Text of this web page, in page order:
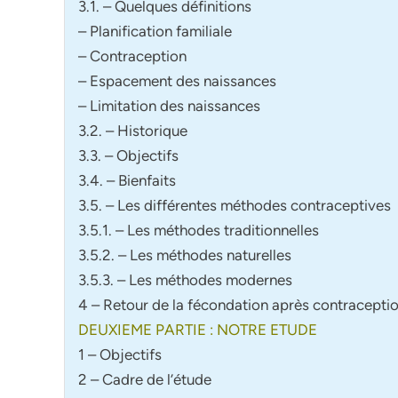
3.1. – Quelques définitions
– Planification familiale
– Contraception
– Espacement des naissances
– Limitation des naissances
3.2. – Historique
3.3. – Objectifs
3.4. – Bienfaits
3.5. – Les différentes méthodes contraceptives
3.5.1. – Les méthodes traditionnelles
3.5.2. – Les méthodes naturelles
3.5.3. – Les méthodes modernes
4 – Retour de la fécondation après
DEUXIEME PARTIE : NOTRE ETUDE
1 – Objectifs
2 – Cadre de l’étude